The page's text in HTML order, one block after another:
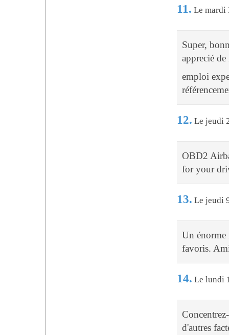
11. Le mardi
Super,
apprecié
emploi
12. Le jeudi
OBD2
for your
13. Le jeudi
Un énorme
favoris.
14. Le lundi
d'autres